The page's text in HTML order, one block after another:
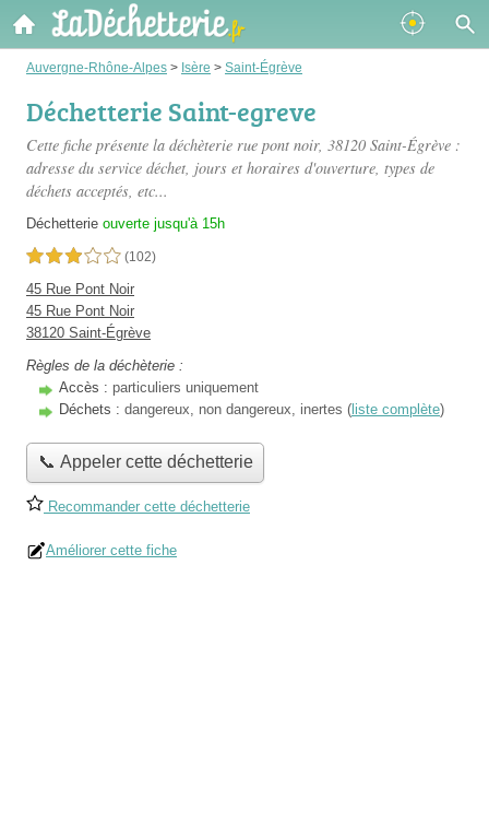
Auvergne-Rhône-Alpes > Isère > Saint-Égrève
Déchetterie Saint-egreve
Cette fiche présente la déchèterie rue pont noir, 38120 Saint-Égrève :
adresse du service déchet, jours et horaires d'ouverture, types de
déchets acceptés, etc...
Déchetterie ouverte jusqu'à 15h
3,0 étoiles sur 5 (102)
45 Rue Pont Noir
45 Rue Pont Noir
38120 Saint-Égrève
Règles de la déchèterie :
Accès : particuliers uniquement
Déchets : dangereux, non dangereux, inertes ( liste complète)
📞 Appeler cette déchetterie
Recommander cette déchetterie
Améliorer cette fiche